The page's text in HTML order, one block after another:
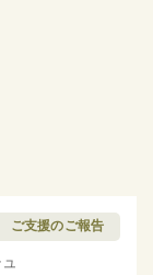
ご支援のご報告